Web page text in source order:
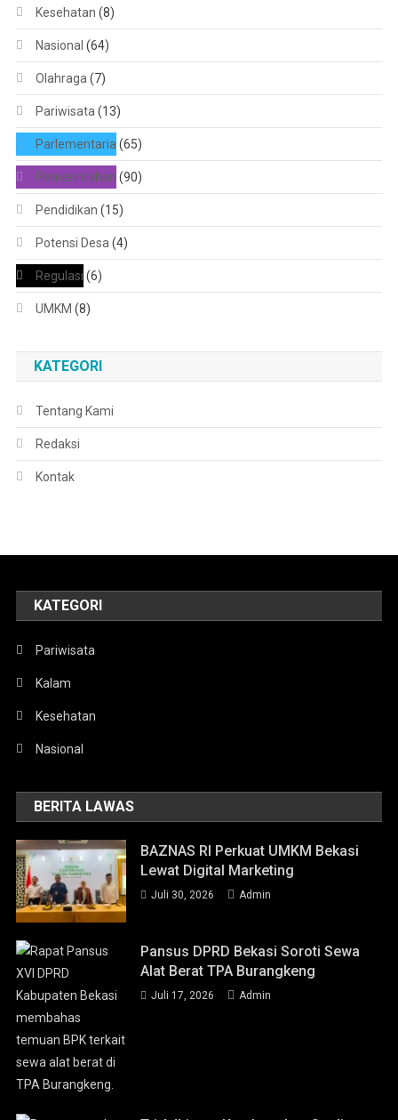
Kesehatan (8)
Nasional (64)
Olahraga (7)
Pariwisata (13)
Parlementaria (65)
Pemerintahan (90)
Pendidikan (15)
Potensi Desa (4)
Regulasi (6)
UMKM (8)
KATEGORI
Tentang Kami
Redaksi
Kontak
KATEGORI
Pariwisata
Kalam
Kesehatan
Nasional
BERITA LAWAS
BAZNAS RI Perkuat UMKM Bekasi
Lewat Digital Marketing
Juli 30, 2026 Admin
Pansus DPRD Bekasi Soroti Sewa
Alat Berat TPA Burangkeng
Juli 17, 2026 Admin